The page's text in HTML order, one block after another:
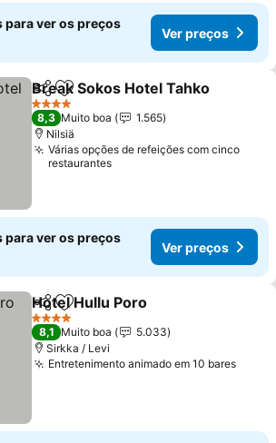
para ver os preços
Ver preços
PartilharAdicionar aos favoritos
Break Sokos Hotel Tahko
4 Estrelas
8,3 Muito boa
1.565
Nilsiä
Várias opções de refeições com cinco
restaurantes
para ver os preços
Ver preços
PartilharAdicionar aos favoritos
Hotel Hullu Poro
4 Estrelas
8,1 Muito boa
5.033
Sirkka / Levi
Entretenimento animado em 10 baresVer